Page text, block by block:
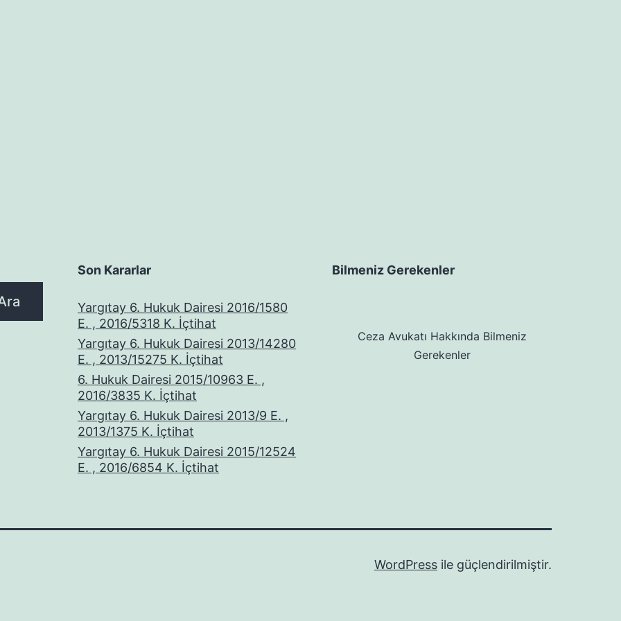
Son Kararlar
Yargıtay 6. Hukuk Dairesi 2016/1580
E. , 2016/5318 K. İçtihat
Yargıtay 6. Hukuk Dairesi 2013/14280
E. , 2013/15275 K. İçtihat
6. Hukuk Dairesi 2015/10963 E. ,
2016/3835 K. İçtihat
Yargıtay 6. Hukuk Dairesi 2013/9 E. ,
2013/1375 K. İçtihat
Yargıtay 6. Hukuk Dairesi 2015/12524
E. , 2016/6854 K. İçtihat
Bilmeniz Gerekenler
Ceza Avukatı Hakkında Bilmeniz
Gerekenler
WordPress ile güçlendirilmiştir.